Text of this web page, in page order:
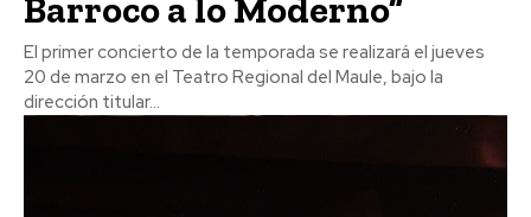
El primer concierto de la temporada se realizará el jueves
20 de marzo en el Teatro Regional del Maule, bajo la
dirección titular...